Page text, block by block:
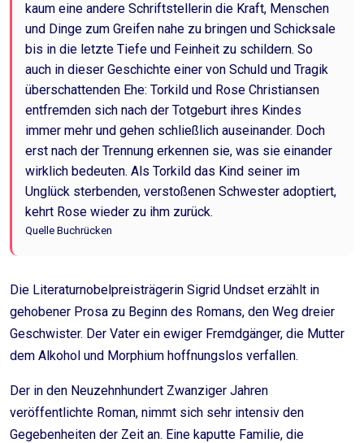
kaum eine andere Schriftstellerin die Kraft, Menschen
und Dinge zum Greifen nahe zu bringen und Schicksale
bis in die letzte Tiefe und Feinheit zu schildern. So
auch in dieser Geschichte einer von Schuld und Tragik
überschattenden Ehe: Torkild und Rose Christiansen
entfremden sich nach der Totgeburt ihres Kindes
immer mehr und gehen schließlich auseinander. Doch
erst nach der Trennung erkennen sie, was sie einander
wirklich bedeuten. Als Torkild das Kind seiner im
Unglück sterbenden, verstoßenen Schwester adoptiert,
kehrt Rose wieder zu ihm zurück.
Quelle Buchrücken
Die Literaturnobelpreisträgerin Sigrid Undset erzählt in
gehobener Prosa zu Beginn des Romans, den Weg dreier
Geschwister. Der Vater ein ewiger Fremdgänger, die Mutter
dem Alkohol und Morphium hoffnungslos verfallen.
Der in den Neuzehnhundert Zwanziger Jahren
veröffentlichte Roman, nimmt sich sehr intensiv den
Gegebenheiten der Zeit an. Eine kaputte Familie, die